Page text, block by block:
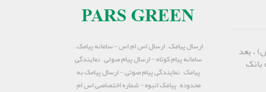
، بعد
بانک
ارسال پیامک – ارسال اس ام اس - سامانه پیامک –
سامانه پیام کوتاه - ارسال پیام صوتی – نمایندگی
پیامک – نمایندگی پیام صوتی - ارسال پیامک به
محدوده – پیامک انبوه - شماره اختصاصی اس ام